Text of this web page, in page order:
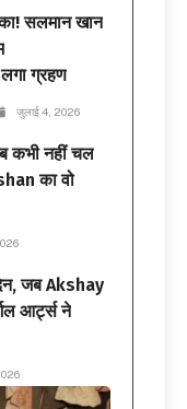
सलमान खान
ग्रहण
जुलाई 4, 2026
कभी नहीं चल
का वो
जब Akshay
आर्ट्स ने